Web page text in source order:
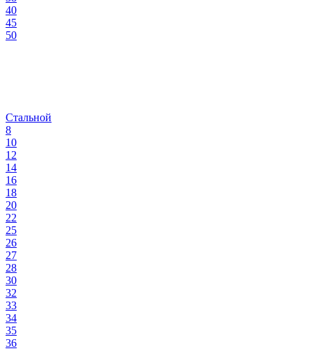
40
45
50
Стальной
8
10
12
14
16
18
20
22
25
26
27
28
30
32
33
34
35
36